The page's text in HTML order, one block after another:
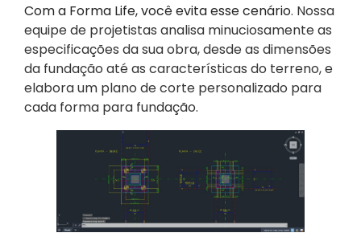
Com a Forma Life, você evita esse cenário. Nossa
equipe de projetistas analisa minuciosamente as
especificações da sua obra, desde as dimensões
da fundação até as características do terreno, e
elabora um plano de corte personalizado para
cada forma para fundação.